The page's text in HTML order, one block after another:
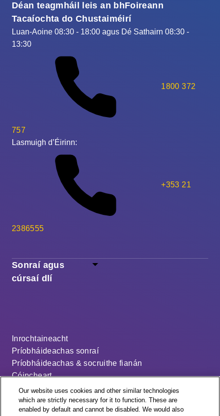
Sonraí agus
cúrsaí dlí
Inrochtaineacht
Príobháideachas sonraí
Príobháideachas & socruithe fianán
Cóipcheart
Séanadh
Ráiteas ar an sclábhaíocht nua-aimseartha
An cód dáileacháin
Déan teagmháil leis an bhFoireann
Tacaíochta do Chustaiméirí
Luan-Aoine 08:30 - 18:00 agus Dé Sathairn 08:30 -
13:30
1800 372
757
Lasmuigh d’Éirinn:
+353 21
2386555
Our website uses cookies and other similar technologies
which are strictly necessary for it to function. These are
enabled by default and cannot be disabled. We would also